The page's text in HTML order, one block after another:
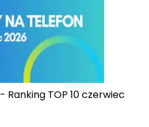
TOP 10 czerwiec